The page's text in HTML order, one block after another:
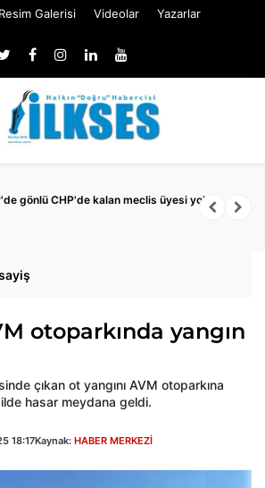
Resim Galerisi Videolar Yazarlar
gönlü CHP'de kalan meclis üyesi yok
otoparkında yangın
çıkan ot yangını AVM otoparkına
hasar meydana geldi.
18:17Kaynak: HABER MERKEZİ